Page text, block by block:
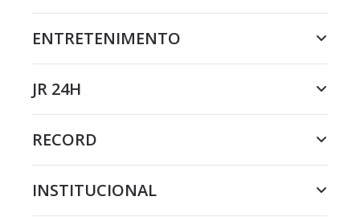
ENTRETENIMENTO
JR 24H
RECORD
INSTITUCIONAL